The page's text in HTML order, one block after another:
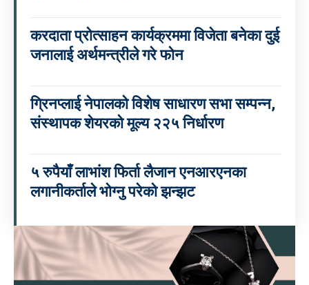
करदाता प्रोत्साहन कार्यक्रममा विजेता बनेका दुई
जनालाई अर्थमन्त्रीले गरे फोन
ग्रिनप्लाई नेपालको विशेष साधारण सभा सम्पन्न,
संस्थापक शेयरको मूल्य २२५ निर्धारण
५ रुपैयाँ लाभांश फिर्ता लैजान एनआरएनका
लगानीकर्ताले भोग्नु परेको झन्झट